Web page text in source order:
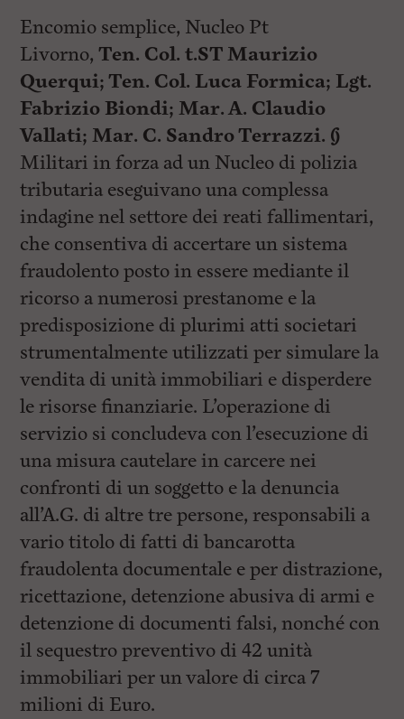
Encomio semplice, Nucleo Pt
Livorno,Ten. Col. t.ST Maurizio
Querqui;Ten. Col. Luca Formica; Lgt.
Fabrizio Biondi;Mar. A. Claudio
Vallati;Mar. C. Sandro Terrazzi. §
Militari in forza ad un Nucleo di polizia
tributaria eseguivano una complessa
indagine nel settore dei reati fallimentari,
che consentiva di accertare un sistema
fraudolento posto in essere mediante il
ricorso a numerosi prestanome e la
predisposizione di plurimi atti societari
strumentalmente utilizzati per simulare la
vendita di unità immobiliari e disperdere
le risorse finanziarie. L’operazione di
servizio si concludeva con l’esecuzione di
una misura cautelare in carcere nei
confronti di un soggetto e la denuncia
all’A.G. di altre tre persone, responsabili a
vario titolo di fatti di bancarotta
fraudolenta documentale e per distrazione,
ricettazione, detenzione abusiva di armi e
detenzione di documenti falsi, nonché con
il sequestro preventivo di 42 unità
immobiliari per un valore di circa 7
milioni di Euro.